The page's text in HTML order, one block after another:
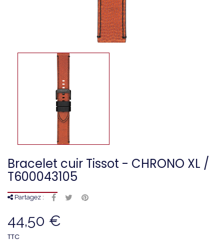
Bracelet cuir Tissot - CHRONO XL /
T600043105
Partagez :
44,50 €
TTC